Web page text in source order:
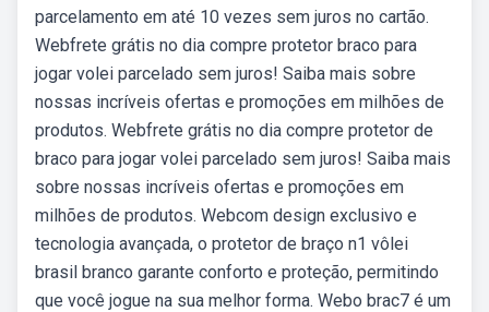
parcelamento em até 10 vezes sem juros no cartão.
Webfrete grátis no dia compre protetor braco para
jogar volei parcelado sem juros! Saiba mais sobre
nossas incríveis ofertas e promoções em milhões de
produtos. Webfrete grátis no dia compre protetor de
braco para jogar volei parcelado sem juros! Saiba mais
sobre nossas incríveis ofertas e promoções em
milhões de produtos. Webcom design exclusivo e
tecnologia avançada, o protetor de braço n1 vôlei
brasil branco garante conforto e proteção, permitindo
que você jogue na sua melhor forma. Webo brac7 é um